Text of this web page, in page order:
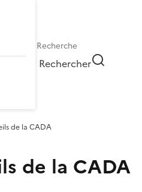
Rechercher
de la CADA
de la CADA